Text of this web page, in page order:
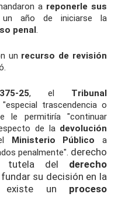
a reponerle sus
año de iniciarse la
penal.
un recurso de revisión
25, el Tribunal
trascendencia o
le permitiría "continuar
de la devolución
Ministerio Público a
penalmente". derecho
tutela del
derecho
su decisión en la
un
proceso